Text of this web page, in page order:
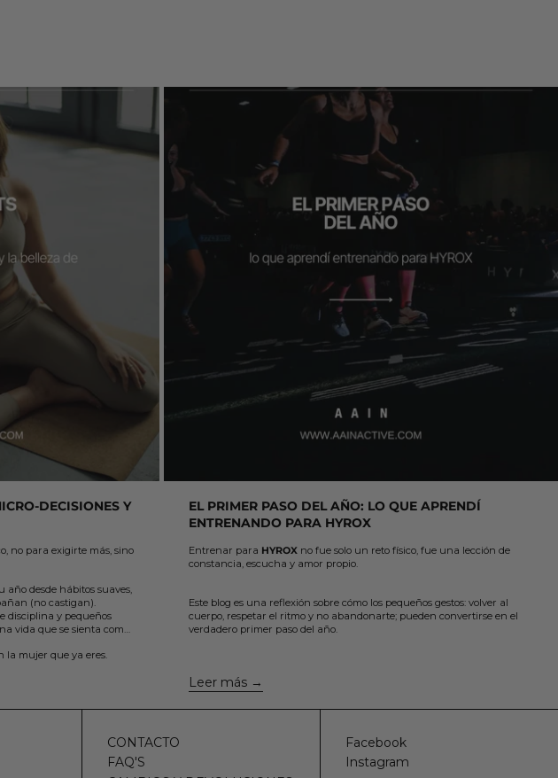
decisiones y la belleza de volver a ti
DECISIONES Y
no para exigirte más, sino
desde hábitos suaves,
(no castigan).
disciplina y pequeños
vida que se sienta como
la mujer que ya eres.
Leer más: El primer paso del año: lo que aprendí entrenando
EL PRIMER PASO DEL AÑO: LO QUE APRENDÍ
ENTRENANDO PARA HYROX
Entrenar para HYROX no fue solo un reto físico, fue una lección de
constancia, escucha y amor propio.
Este blog es una reflexión sobre cómo los pequeños gestos: volver al
cuerpo, respetar el ritmo y no abandonarte; pueden convertirse en el
verdadero primer paso del año.
Leer más
CONTACTO
FAQ'S
Facebook
Instagram